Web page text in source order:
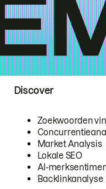
Discover
Zoekwoorden
Market Analysis
Lokale SEO
AI-
Backlinkanalyse